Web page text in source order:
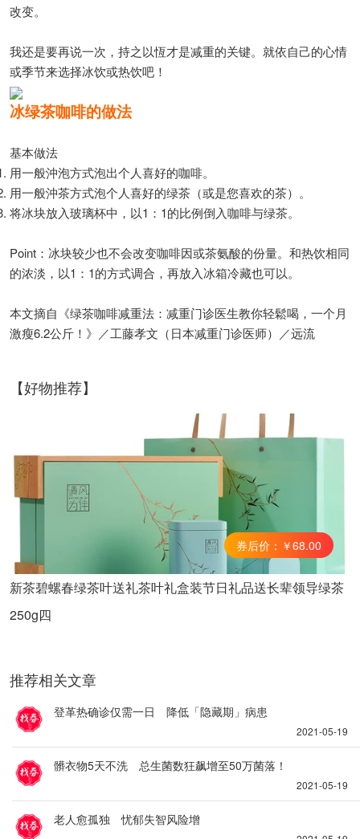
改变。
我还是要再说一次，持之以恆才是减重的关键。就依自己的心情
或季节来选择冰饮或热饮吧！
冰绿茶咖啡的做法
基本做法
用一般沖泡方式泡出个人喜好的咖啡。
用一般沖茶方式泡个人喜好的绿茶（或是您喜欢的茶）。
将冰块放入玻璃杯中，以1：1的比例倒入咖啡与绿茶。
Point：冰块较少也不会改变咖啡因或茶氨酸的份量。和热饮相同
的浓淡，以1：1的方式调合，再放入冰箱冷藏也可以。
本文摘自《绿茶咖啡减重法：减重门诊医生教你轻鬆喝，一个月
激瘦6.2公斤！》／工藤孝文（日本减重门诊医师）／远流
【好物推荐】
券后价：￥68.00
新茶碧螺春绿茶叶送礼茶叶礼盒装节日礼品送长辈领导绿茶
250g四
推荐相关文章
登革热确诊仅需一日 降低「隐藏期」病患
2021-05-19
髒衣物5天不洗 总生菌数狂飙增至50万菌落！
2021-05-19
老人愈孤独 忧郁失智风险增